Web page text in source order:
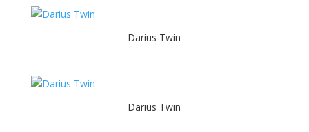
Darius Twin
Darius Twin